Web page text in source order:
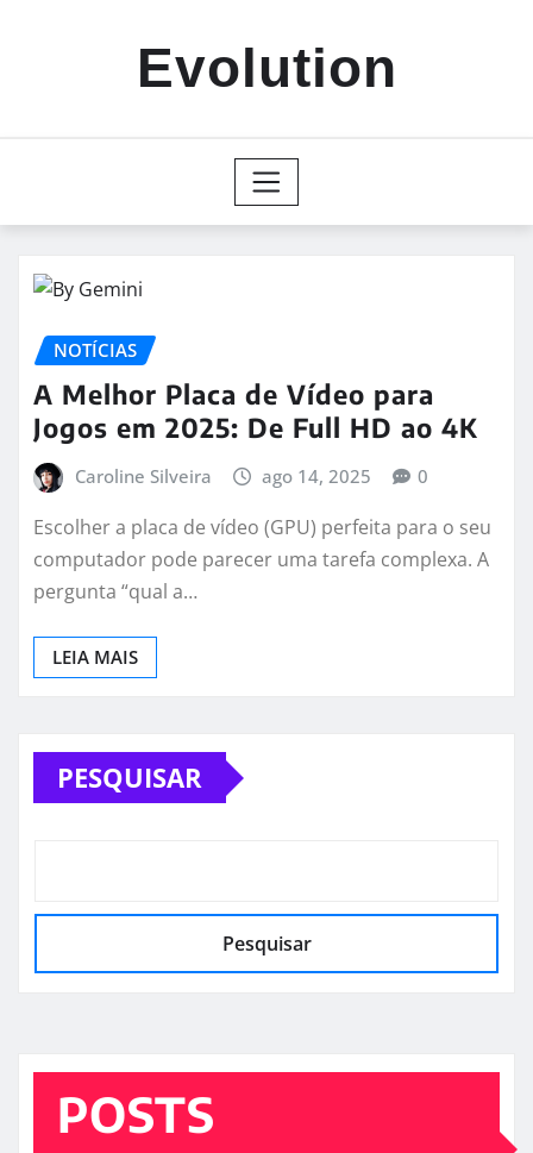
Evolution
NOTÍCIAS
A Melhor Placa de Vídeo para
Jogos em 2025: De Full HD ao 4K
Caroline Silveira ago 14, 2025 0
Escolher a placa de vídeo (GPU) perfeita para o seu
computador pode parecer uma tarefa complexa. A
pergunta “qual a…
LEIA MAIS
PESQUISAR
Pesquisar
POSTS